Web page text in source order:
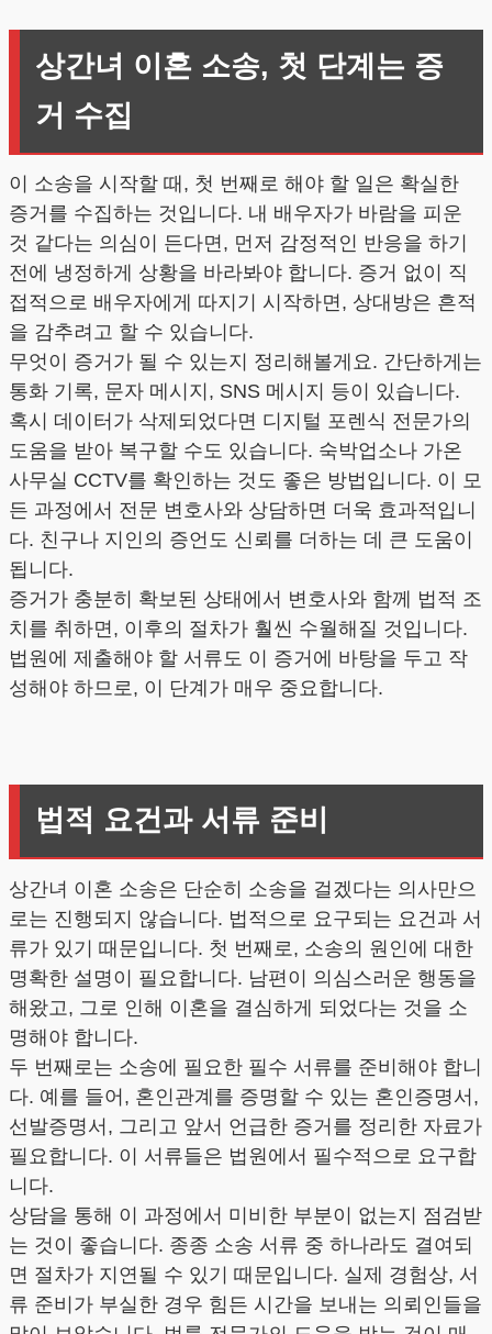
상간녀 이혼 소송, 첫 단계는 증
거 수집
이 소송을 시작할 때, 첫 번째로 해야 할 일은 확실한
증거를 수집하는 것입니다. 내 배우자가 바람을 피운
것 같다는 의심이 든다면, 먼저 감정적인 반응을 하기
전에 냉정하게 상황을 바라봐야 합니다. 증거 없이 직
접적으로 배우자에게 따지기 시작하면, 상대방은 흔적
을 감추려고 할 수 있습니다.
무엇이 증거가 될 수 있는지 정리해볼게요. 간단하게는
통화 기록, 문자 메시지, SNS 메시지 등이 있습니다.
혹시 데이터가 삭제되었다면 디지털 포렌식 전문가의
도움을 받아 복구할 수도 있습니다. 숙박업소나 가온
사무실 CCTV를 확인하는 것도 좋은 방법입니다. 이 모
든 과정에서 전문 변호사와 상담하면 더욱 효과적입니
다. 친구나 지인의 증언도 신뢰를 더하는 데 큰 도움이
됩니다.
증거가 충분히 확보된 상태에서 변호사와 함께 법적 조
치를 취하면, 이후의 절차가 훨씬 수월해질 것입니다.
법원에 제출해야 할 서류도 이 증거에 바탕을 두고 작
성해야 하므로, 이 단계가 매우 중요합니다.
법적 요건과 서류 준비
상간녀 이혼 소송은 단순히 소송을 걸겠다는 의사만으
로는 진행되지 않습니다. 법적으로 요구되는 요건과 서
류가 있기 때문입니다. 첫 번째로, 소송의 원인에 대한
명확한 설명이 필요합니다. 남편이 의심스러운 행동을
해왔고, 그로 인해 이혼을 결심하게 되었다는 것을 소
명해야 합니다.
두 번째로는 소송에 필요한 필수 서류를 준비해야 합니
다. 예를 들어, 혼인관계를 증명할 수 있는 혼인증명서,
선발증명서, 그리고 앞서 언급한 증거를 정리한 자료가
필요합니다. 이 서류들은 법원에서 필수적으로 요구합
니다.
상담을 통해 이 과정에서 미비한 부분이 없는지 점검받
는 것이 좋습니다. 종종 소송 서류 중 하나라도 결여되
면 절차가 지연될 수 있기 때문입니다. 실제 경험상, 서
류 준비가 부실한 경우 힘든 시간을 보내는 의뢰인들을